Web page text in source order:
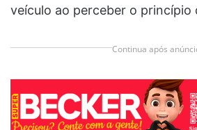
veículo ao perceber o princípio
Continua após